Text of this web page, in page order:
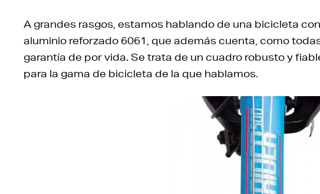
A grandes rasgos, estamos hablando de una bicicleta
aluminio reforzado 6061, que además cuenta, como
garantía de por vida. Se trata de un cuadro robusto y
para la gama de bicicleta de la que hablamos.